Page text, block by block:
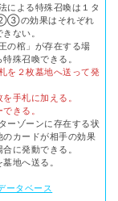
よる特殊召喚は１タ
の効果はそれぞれ
ない。
の棺」が存在する場
殊召喚できる。
を２枚墓地へ送って発
手札に加える。
きる。
ゾーンに存在する状
カードが相手の効果
に発動できる。
地へ送る。
ータベース